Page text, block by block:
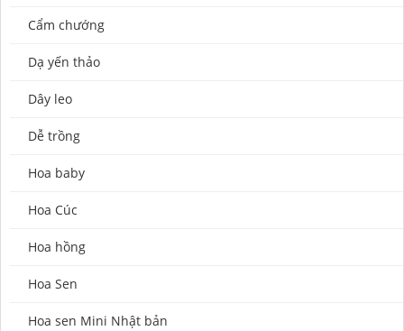
Cẩm chướng
Dạ yến thảo
Dây leo
Dễ trồng
Hoa baby
Hoa Cúc
Hoa hồng
Hoa Sen
Hoa sen Mini Nhật bản